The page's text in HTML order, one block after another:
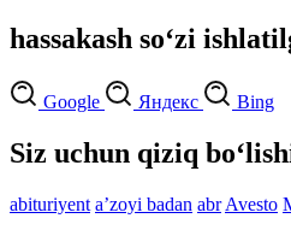
hassakash so‘zi
Google Яндекс Bing
Siz uchun qiziq
abituriyent aʼzoyi badan abr Avesto